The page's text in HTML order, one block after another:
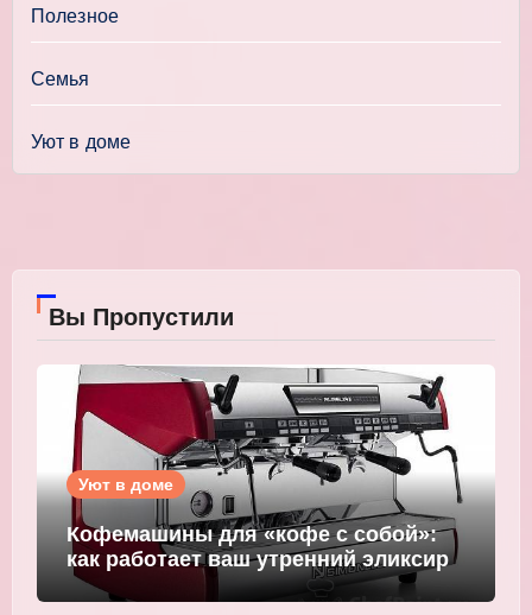
Полезное
Семья
Уют в доме
Вы Пропустили
Уют в доме
Кофемашины для «кофе с собой»:
как работает ваш утренний эликсир